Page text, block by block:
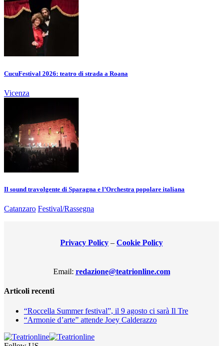
CucuFestival 2026: teatro di strada a Roana
Vicenza
Il sound travolgente di Sparagna e l’Orchestra popolare italiana
Catanzaro Festival/Rassegna
Privacy Policy – Cookie Policy
Email: redazione@teatrionline.com
Articoli recenti
“Roccella Summer festival”, il 9 agosto ci sarà Il Tre
“Armonie d’arte” attende Joey Calderazzo